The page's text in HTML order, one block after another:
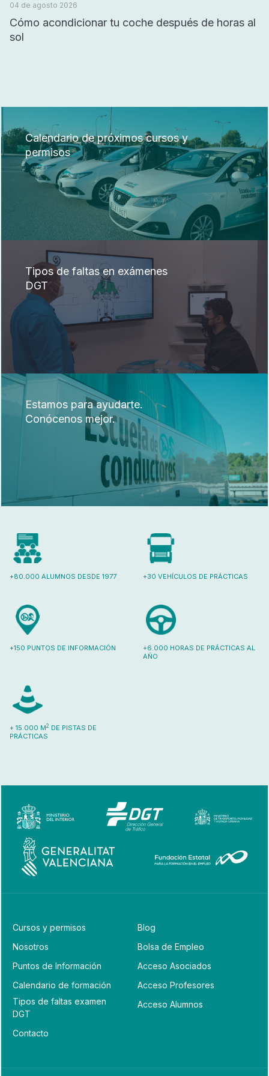
04 de agosto 2026
Cómo acondicionar tu coche después de horas al
sol
Calendario de próximos cursos y
permisos
Tipos de faltas en exámenes
DGT
Estamos para ayudarte.
Conócenos mejor.
+80.000 ALUMNOS DESDE 1977 +30 VEHÍCULOS DE PRÁCTICAS
+150 PUNTOS DE INFORMACIÓN
+6.000 HORAS DE PRÁCTICAS AL
AÑO
+ 15.000 M2 DE PISTAS DE
PRÁCTICAS
Cursos y permisos
Nosotros
Puntos de Información
Calendario de formación
Tipos de faltas examen
DGT
Contacto
Blog
Bolsa de Empleo
Acceso Asociados
Acceso Profesores
Acceso Alumnos